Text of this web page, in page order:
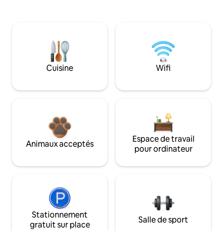
Cuisine Wifi
Animaux acceptés
Espace de travail
pour ordinateur
Stationnement
gratuit sur place
Salle de sport